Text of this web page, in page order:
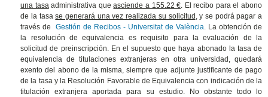
una tasaadministrativa queasciende a 155.22 €. El recibo para el abono
de la tasase generará una vez realizada su solicitud , y se podrá pagar a
través de
Gestión de Recibos - Universitat de València. La obtención de
la resolución de equivalencia es requisito para la evaluación de la
solicitud de preinscripción. En el supuesto que haya abonado la tasa de
equivalencia de titulaciones extranjeras en otra universidad, quedará
exento del abono de la misma, siempre que adjunte justificante de pago
de la tasa y la Resolución Favorable de Equivalencia con indicación de la
titulación extranjera aportada para su estudio. No obstante todo lo